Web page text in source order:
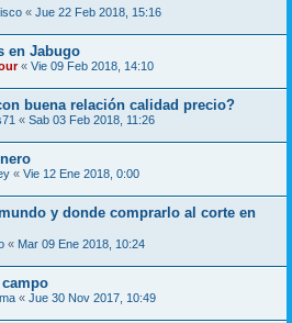
« Jue 22 Feb 2018, 15:16
en Jabugo
« Vie 09 Feb 2018, 14:10
buena relación calidad precio?
« Sab 03 Feb 2018, 11:26
« Vie 12 Ene 2018, 0:00
y donde comprarlo al corte en
« Mar 09 Ene 2018, 10:24
« Jue 30 Nov 2017, 10:49